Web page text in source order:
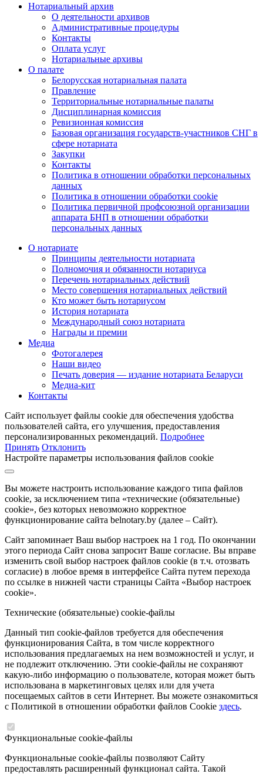
Нотариальный архив
О деятельности архивов
Административные процедуры
Контакты
Оплата услуг
Нотариальные архивы
О палате
Белорусская нотариальная палата
Правление
Территориальные нотариальные палаты
Дисциплинарная комиссия
Ревизионная комиссия
Базовая организация государств-участников СНГ в
сфере нотариата
Закупки
Контакты
Политика в отношении обработки персональных
данных
Политика в отношении обработки cookie
Политика первичной профсоюзной организации
аппарата БНП в отношении обработки
персональных данных
О нотариате
Принципы деятельности нотариата
Полномочия и обязанности нотариуса
Перечень нотариальных действий
Место совершения нотариальных действий
Кто может быть нотариусом
История нотариата
Международный союз нотариата
Награды и премии
Медиа
Фотогалерея
Наши видео
Печать доверия — издание нотариата Беларуси
Медиа-кит
Контакты
Сайт использует файлы cookie для обеспечения удобства
пользователей сайта, его улучшения, предоставления
персонализированных рекомендаций. Подробнее
Принять Отклонить
Настройте параметры использования файлов cookie
Вы можете настроить использование каждого типа файлов
cookie, за исключением типа «технические (обязательные)
cookie», без которых невозможно корректное
функционирование сайта belnotary.by (далее – Сайт).
Сайт запоминает Ваш выбор настроек на 1 год. По окончании
этого периода Сайт снова запросит Ваше согласие. Вы вправе
изменить свой выбор настроек файлов cookie (в т.ч. отозвать
согласие) в любое время в интерфейсе Сайта путем перехода
по ссылке в нижней части страницы Сайта «Выбор настроек
cookie».
Технические (обязательные) cookie-файлы
Данный тип cookie-файлов требуется для обеспечения
функционирования Сайта, в том числе корректного
использования предлагаемых на нем возможностей и услуг, и
не подлежит отключению. Эти cookie-файлы не сохраняют
какую-либо информацию о пользователе, которая может быть
использована в маркетинговых целях или для учета
посещаемых сайтов в сети Интернет. Вы можете ознакомиться
с Политикой в отношении обработки файлов Cookie здесь.
Функциональные cookie-файлы
Функциональные cookie-файлы позволяют Сайту
предоставлять расширенный функционал сайта. Такой